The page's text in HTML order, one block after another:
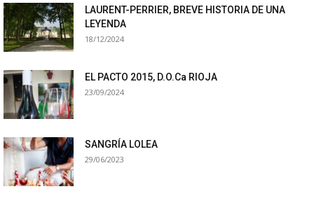
LAURENT-PERRIER, BREVE HISTORIA DE UNA
LEYENDA
18/12/2024
EL PACTO 2015, D.O.Ca RIOJA
23/09/2024
SANGRÍA LOLEA
29/06/2023